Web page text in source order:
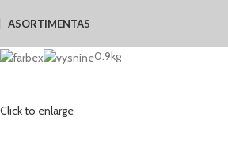
ASORTIMENTAS
0.9kg
Click to enlarge